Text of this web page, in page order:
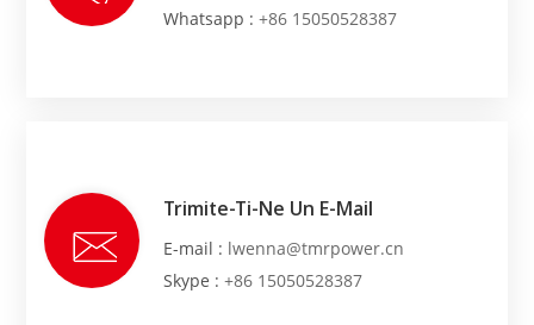
Whatsapp :+86 15050528387
Trimite-Ti-Ne Un E-Mail
E-mail : lwenna@tmrpower.cn
Skype :+86 15050528387